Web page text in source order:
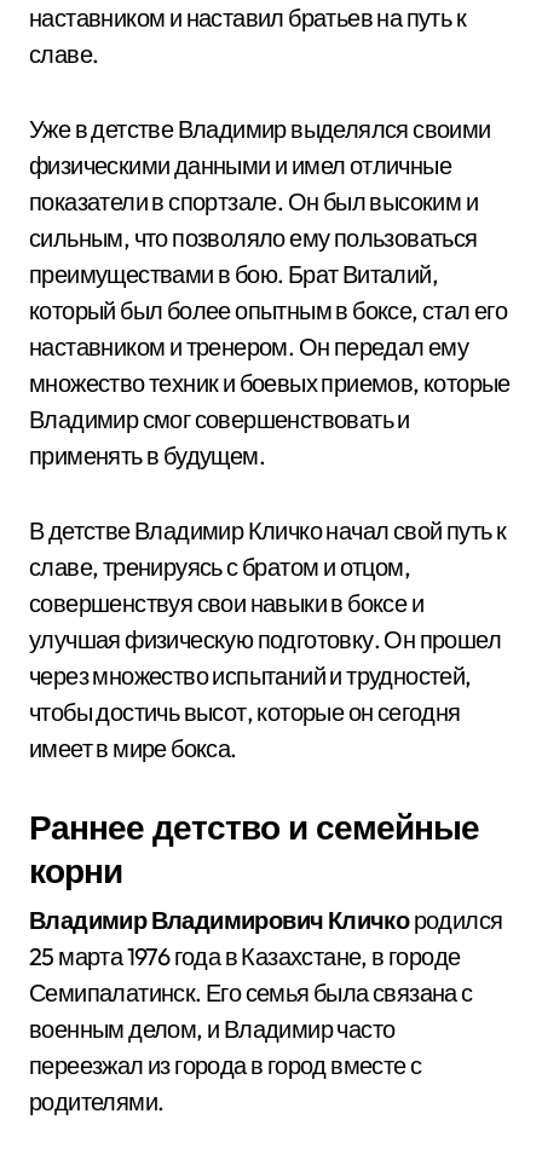
наставником и наставил братьев на путь к
славе.
Уже в детстве Владимир выделялся своими
физическими данными и имел отличные
показатели в спортзале. Он был высоким и
сильным, что позволяло ему пользоваться
преимуществами в бою. Брат Виталий,
который был более опытным в боксе, стал его
наставником и тренером. Он передал ему
множество техник и боевых приемов, которые
Владимир смог совершенствовать и
применять в будущем.
В детстве Владимир Кличко начал свой путь к
славе, тренируясь с братом и отцом,
совершенствуя свои навыки в боксе и
улучшая физическую подготовку. Он прошел
через множество испытаний и трудностей,
чтобы достичь высот, которые он сегодня
имеет в мире бокса.
Раннее детство и семейные
корни
Владимир Владимирович Кличкородился
25 марта 1976 года в Казахстане, в городе
Семипалатинск. Его семья была связана с
военным делом, и Владимир часто
переезжал из города в город вместе с
родителями.